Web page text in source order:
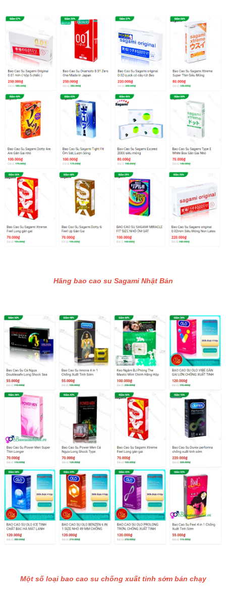
Hãng bao cao su Sagami Nhật Bản
Một số loại bao cao su chống xuất tinh sớm bán chạy